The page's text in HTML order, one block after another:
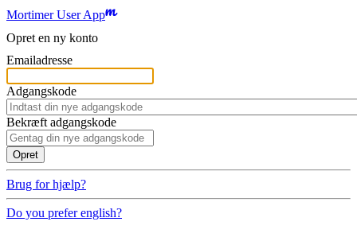
Mortimer User App
Opret en ny konto
Emailadresse
Adgangskode
Bekræft adgangskode
Brug for hjælp?
Do you prefer english?